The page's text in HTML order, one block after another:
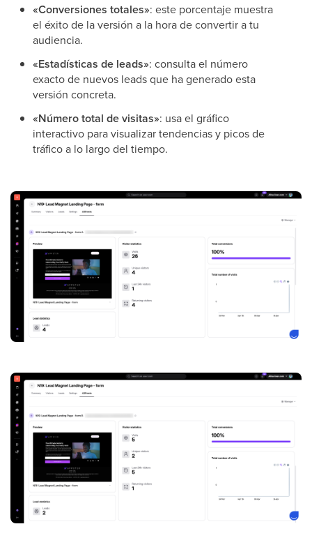
«Conversiones totales»: este porcentaje muestra
el éxito de la versión a la hora de convertir a tu
audiencia.
«Estadísticas de leads»: consulta el número
exacto de nuevos leads que ha generado esta
versión concreta.
«Número total de visitas»: usa el gráfico
interactivo para visualizar tendencias y picos de
tráfico a lo largo del tiempo.